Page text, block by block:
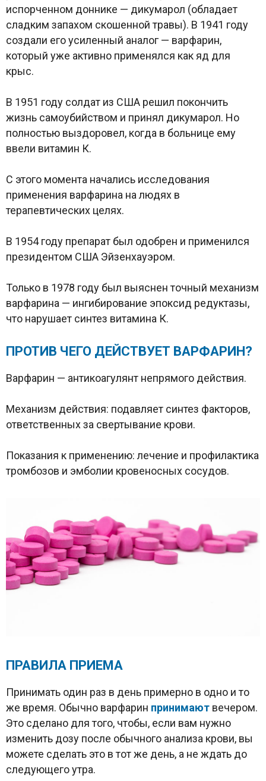
испорченном доннике — дикумарол (обладает
сладким запахом скошенной травы). В 1941 году
создали его усиленный аналог — варфарин,
который уже активно применялся как яд для
крыс.
В 1951 году солдат из США решил покончить
жизнь самоубийством и принял дикумарол. Но
полностью выздоровел, когда в больнице ему
ввели витамин К.
С этого момента начались исследования
применения варфарина на людях в
терапевтических целях.
В 1954 году препарат был одобрен и применился
президентом США Эйзенхауэром.
Только в 1978 году был выяснен точный механизм
варфарина — ингибирование эпоксид редуктазы,
что нарушает синтез витамина К.
ПРОТИВ ЧЕГО ДЕЙСТВУЕТ ВАРФАРИН?
Варфарин — антикоагулянт непрямого действия.
Механизм действия: подавляет синтез факторов,
ответственных за свертывание крови.
Показания к применению: лечение и профилактика
тромбозов и эмболии кровеносных сосудов.
ПРАВИЛА ПРИЕМА
Принимать один раз в день примерно в одно и то
же время. Обычно варфарин принимают вечером.
Это сделано для того, чтобы, если вам нужно
изменить дозу после обычного анализа крови, вы
можете сделать это в тот же день, а не ждать до
следующего утра.